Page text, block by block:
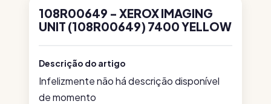
108R00649 - XEROX IMAGING
UNIT (108R00649) 7400 YELLOW
Descrição do artigo
Infelizmente não há descrição disponível
de momento